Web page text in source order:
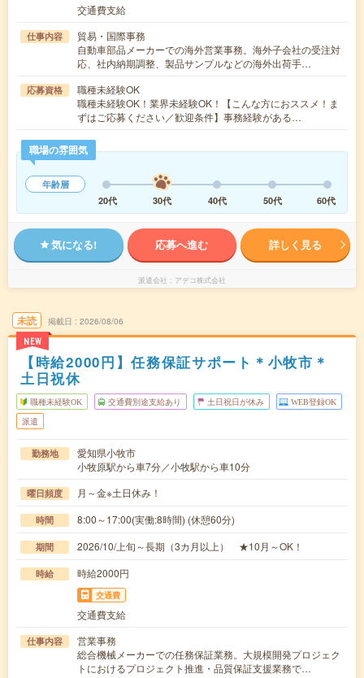
交通費支給
仕事内容
貿易・国際事務
自動車部品メーカーでの海外営業事務。海外子会社の受注対
応、社内納期調整、製品サンプルなどの海外出荷手…
応募資格
職種未経験OK
職種未経験OK！業界未経験OK！【こんな方におススメ！ま
ずはご応募ください／歓迎条件】事務経験がある…
職場の雰囲気
年齢層
20代
30代 40代 50代 60代
気になる! 応募へ進む 詳しく見る
派遣会社 アデコ株式会社
未読
NEW
掲載日 2026/08/06
【時給2000円】任務保証サポート＊小牧市＊
土日祝休
職種未経験OK 交通費別途支給あり 土日祝日が休み WEB登録OK
派遣
勤務地
愛知県小牧市
小牧原駅から車7分／小牧駅から車10分
曜日頻度 月～金※土日休み！
時間 8:00～17:00(実働:8時間) (休憩60分)
期間 2026/10/上旬～長期（3カ月以上） ★10月～OK！
時給 時給2000円
交通費
交通費支給
仕事内容
営業事務
総合機械メーカーでの任務保証業務。大規模開発プロジェク
トにおけるプロジェクト推進・品質保証支援業務で…